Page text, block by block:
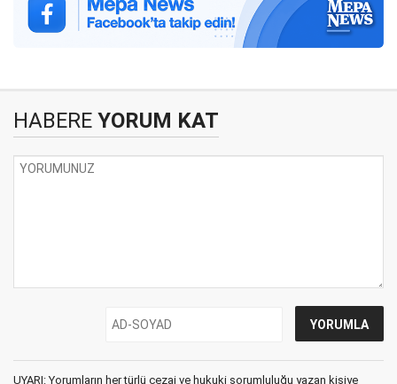
HABERE YORUM KAT
UYARI: Yorumların her türlü cezai ve hukuki sorumluluğu yazan kişiye